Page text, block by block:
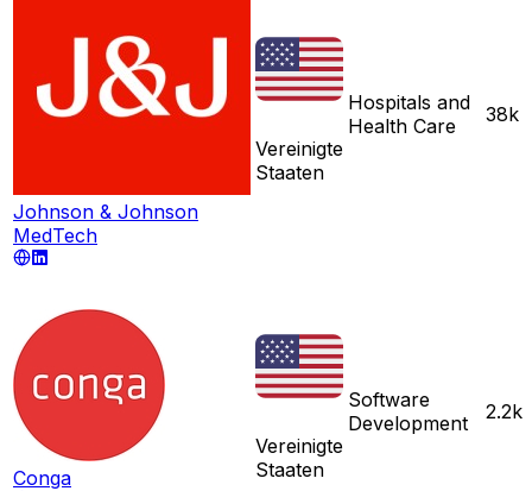
Johnson & Johnson
MedTech
Vereinigte
Staaten
Hospitals and
Health Care
38k
Conga
Vereinigte
Staaten
Software
Development
2.2k